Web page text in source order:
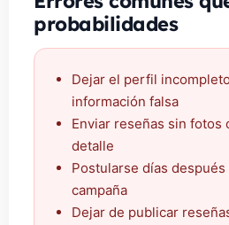
probabilidades
Dejar el perfil
información falsa
Enviar reseñas sin fotos
detalle
Postularse días
campaña
Dejar de publicar